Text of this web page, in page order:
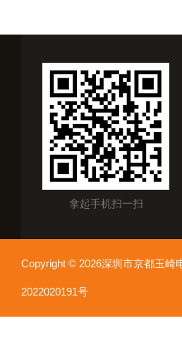
拿起手机扫一扫
Copyright © 2026深圳市京都玉
2022020191号